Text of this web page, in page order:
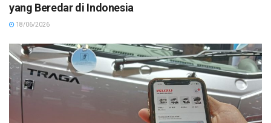
yang Beredar di Indonesia
18/06/2026